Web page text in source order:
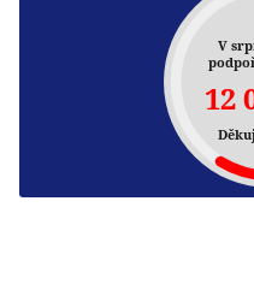
V
12